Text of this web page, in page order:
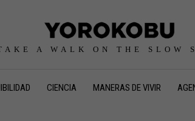
A WALK ON THE SLOW
CIENCIA MANERAS DE VIVIR